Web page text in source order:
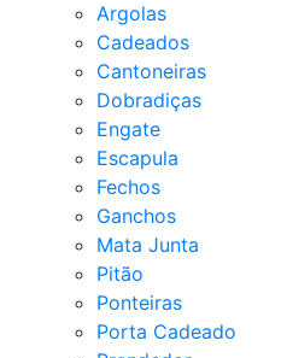
Argolas
Cadeados
Cantoneiras
Dobradiças
Engate
Escapula
Fechos
Ganchos
Mata Junta
Pitão
Ponteiras
Porta Cadeado